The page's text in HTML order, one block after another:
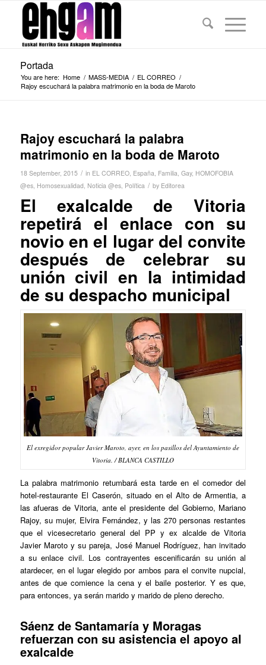
Portada
You are here: Home / MASS-MEDIA / EL CORREO /
Rajoy escuchará la palabra matrimonio en la boda de Maroto
Rajoy escuchará la palabra
matrimonio en la boda de Maroto
18 September, 2015 / in EL CORREO, España, Familia, Gay, HOMOFOBIA
@es, Homosexualidad, Noticia @es, Política / by Editorea
El exalcalde de Vitoria
repetirá el enlace con su
novio en el lugar del convite
después de celebrar su
unión civil en la intimidad
de su despacho municipal
El exregidor popular Javier Maroto, ayer, en los pasillos del Ayuntamiento de
Vitoria. / BLANCA CASTILLO
La palabra matrimonio retumbará esta tarde en el comedor del
hotel-restaurante El Caserón, situado en el Alto de Armentia, a
las afueras de Vitoria, ante el presidente del Gobierno, Mariano
Rajoy, su mujer, Elvira Fernández, y las 270 personas restantes
que el vicesecretario general del PP y ex alcalde de Vitoria
Javier Maroto y su pareja, José Manuel Rodríguez, han invitado
a su enlace civil. Los contrayentes escenificarán su unión al
atardecer, en el lugar elegido por ambos para el convite nupcial,
antes de que comience la cena y el baile posterior. Y es que,
para entonces, ya serán marido y marido de pleno derecho.
Sáenz de Santamaría y Moragas
refuerzan con su asistencia el apoyo al
exalcalde